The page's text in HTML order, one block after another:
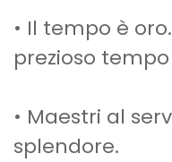
• Il tempo è
prezioso
• Maestri al
splendore.